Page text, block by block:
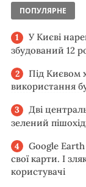
ПОПУЛЯРНЕ
У Києві
збудований 12
Під Києвом
використання
Дві
зелений
Google
свої карти. І
користувачі